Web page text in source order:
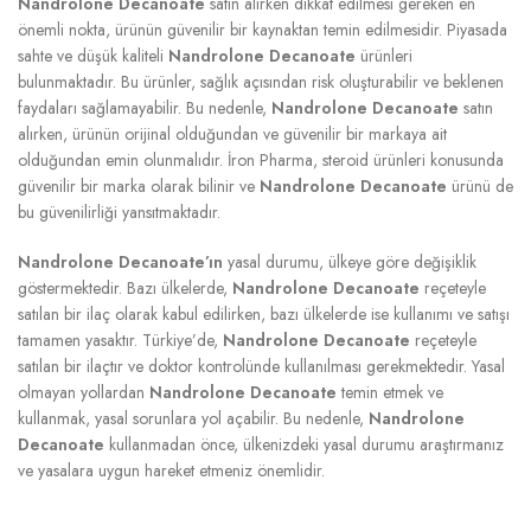
önemli nokta, ürünün güvenilir bir kaynaktan temin edilmesidir. Piyasada
sahte ve düşük kaliteli Nandrolone Decanoate ürünleri
bulunmaktadır. Bu ürünler, sağlık açısından risk oluşturabilir ve beklenen
faydaları sağlamayabilir. Bu nedenle, Nandrolone Decanoate satın
alırken, ürünün orijinal olduğundan ve güvenilir bir markaya ait
olduğundan emin olunmalıdır. İron Pharma, steroid ürünleri konusunda
güvenilir bir marka olarak bilinir ve Nandrolone Decanoate ürünü de
bu güvenilirliği yansıtmaktadır.
Nandrolone Decanoate’ın yasal durumu, ülkeye göre değişiklik
göstermektedir. Bazı ülkelerde, Nandrolone Decanoate reçeteyle
satılan bir ilaç olarak kabul edilirken, bazı ülkelerde ise kullanımı ve satışı
tamamen yasaktır. Türkiye’de, Nandrolone Decanoate reçeteyle
satılan bir ilaçtır ve doktor kontrolünde kullanılması gerekmektedir. Yasal
olmayan yollardan Nandrolone Decanoate temin etmek ve
kullanmak, yasal sorunlara yol açabilir. Bu nedenle, Nandrolone
Decanoate kullanmadan önce, ülkenizdeki yasal durumu araştırmanız
ve yasalara uygun hareket etmeniz önemlidir.